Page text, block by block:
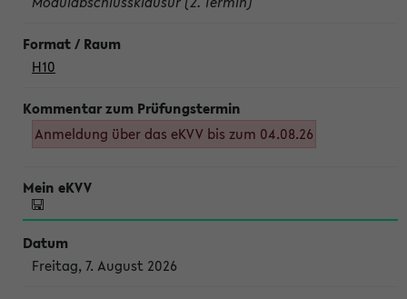
H10
Anmeldung über das eKVV bis zum 04.08.26
Freitag, 7. August 2026